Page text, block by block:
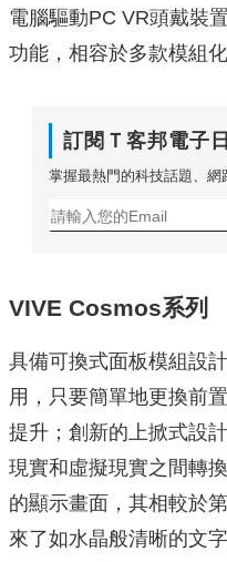
電腦驅動PC VR頭戴裝
功能，相容於多款模組化
訂閱Ｔ客邦電子
掌握最熱門的科技話題、網
VIVE Cosmos系列
具備可換式面板模組設
用，只要簡單地更換前
提升；創新的上掀式設
現實和虛擬現實之間轉
的顯示畫面，其相較於
來了如水晶般清晰的文